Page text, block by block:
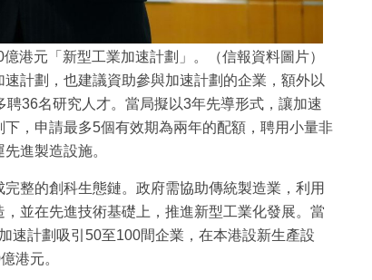
港元「新型工業加速計劃」。（信報資料圖片）
計劃，也建議資助參與加速計劃的企業，額外以
36名研究人才。當局擬以3年先導形式，讓加速
，申請最多5個有效期為兩年的配額，聘用小量非
進製造設施。
整的創科生態鏈。政府需協助傳統製造業，利用
並在先進技術基礎上，推進新型工業化發展。當
速計劃吸引50至100間企業，在本港設新生產設
港元。